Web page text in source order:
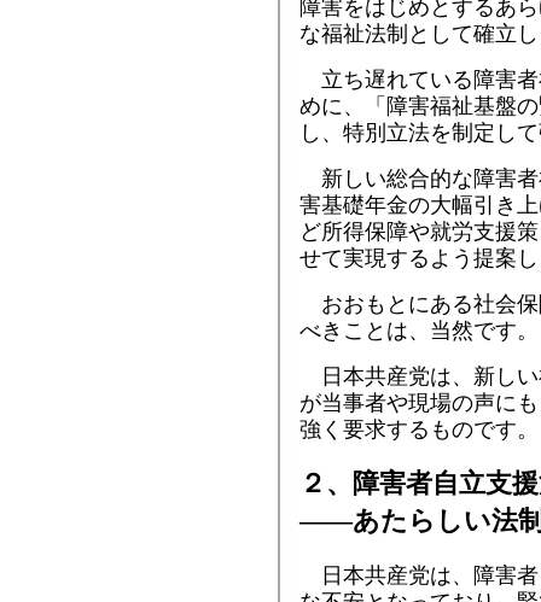
障害をはじめとするあ
な福祉法制として確立
立ち遅れている障害
めに、「障害福祉基盤
し、特別立法を制定し
新しい総合的な障害
害基礎年金の大幅引き
ど所得保障や就労支援
せて実現するよう提案
おおもとにある社会
べきことは、当然です。
日本共産党は、新し
が当事者や現場の声に
強く要求するものです。
２、障害者自立支
――あたらしい法
日本共産党は、障害